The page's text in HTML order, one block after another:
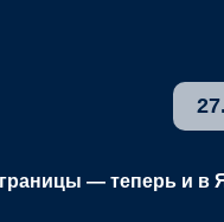
— теперь и в